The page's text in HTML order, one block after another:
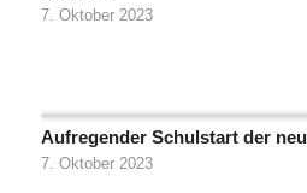
7. Oktober 2023
Aufregender Schulstart der
7. Oktober 2023